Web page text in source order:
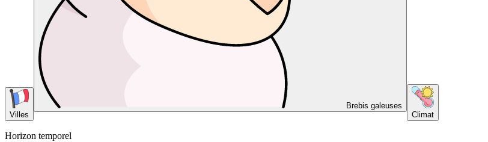
Villes
Brebis galeuses
Climat
Horizon temporel